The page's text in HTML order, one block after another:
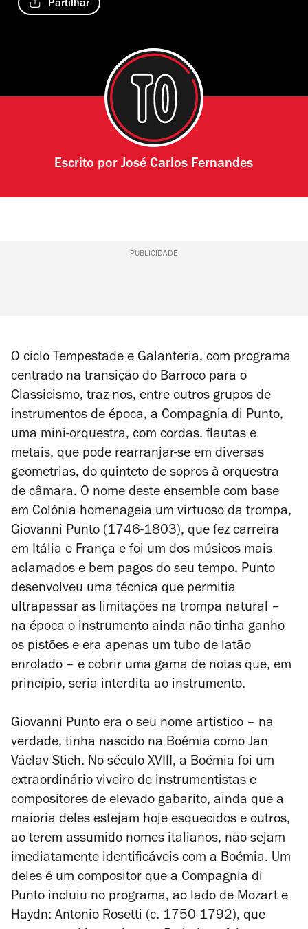
Partilhar
Escrito porJosé Carlos Fernandes
PUBLICIDADE
O ciclo Tempestade e Galanteria, com programa
centrado na transição do Barroco para o
Classicismo, traz-nos, entre outros grupos de
instrumentos de época, a Compagnia di Punto,
uma mini-orquestra, com cordas, flautas e
metais, que pode rearranjar-se em diversas
geometrias, do quinteto de sopros à orquestra
de câmara. O nome deste ensemble com base
em Colónia homenageia um virtuoso da trompa,
Giovanni Punto (1746-1803), que fez carreira
em Itália e França e foi um dos músicos mais
aclamados e bem pagos do seu tempo. Punto
desenvolveu uma técnica que permitia
ultrapassar as limitações na trompa natural –
na época o instrumento ainda não tinha ganho
os pistões e era apenas um tubo de latão
enrolado – e cobrir uma gama de notas que, em
princípio, seria interdita ao instrumento.
Giovanni Punto era o seu nome artístico – na
verdade, tinha nascido na Boémia como Jan
Václav Stich. No século XVIII, a Boémia foi um
extraordinário viveiro de instrumentistas e
compositores de elevado gabarito, ainda que a
maioria deles estejam hoje esquecidos e outros,
ao terem assumido nomes italianos, não sejam
imediatamente identificáveis com a Boémia. Um
deles é um compositor que a Compagnia di
Punto incluiu no programa, ao lado de Mozart e
Haydn: Antonio Rosetti (c. 1750-1792), que